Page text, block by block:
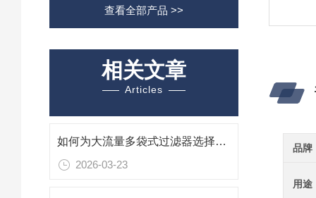
查看全部产品 >>
相关文章
Articles
如何为大流量多袋式过滤器选择合适的滤袋材质与精度
2026-03-23
品牌
用途